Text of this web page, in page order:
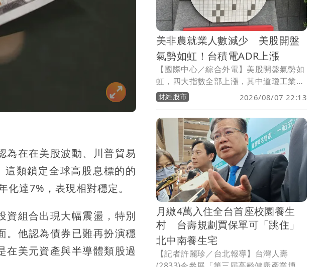
為在在美股波動、川普貿易
類鎖定全球高股息標的的
達7%，表現相對穩定。
資組合出現大幅震盪，特別
。他認為債券已難再扮演穩
在美元資產與半導體類股過
美非農就業人數減少 美股開盤
氣勢如虹！台積電ADR上漲
【國際中心／綜合外電】美股開盤氣勢如
虹，四大指數全部上漲，其中道瓊工業指
數上漲123.93點、標普500指數上漲
29.72點、那斯達克指數上漲225.08點、
費城半導體指數上漲315.88點。在個股方
面，台積電ADR上漲3.07元或0.73％。
財經股市 2026/08/07 22:13
月繳4萬入住全台首座校園養生
村 台壽規劃買保單可「跳住」
北中南養生宅
【記者許麗珍／台北報導】台灣人壽